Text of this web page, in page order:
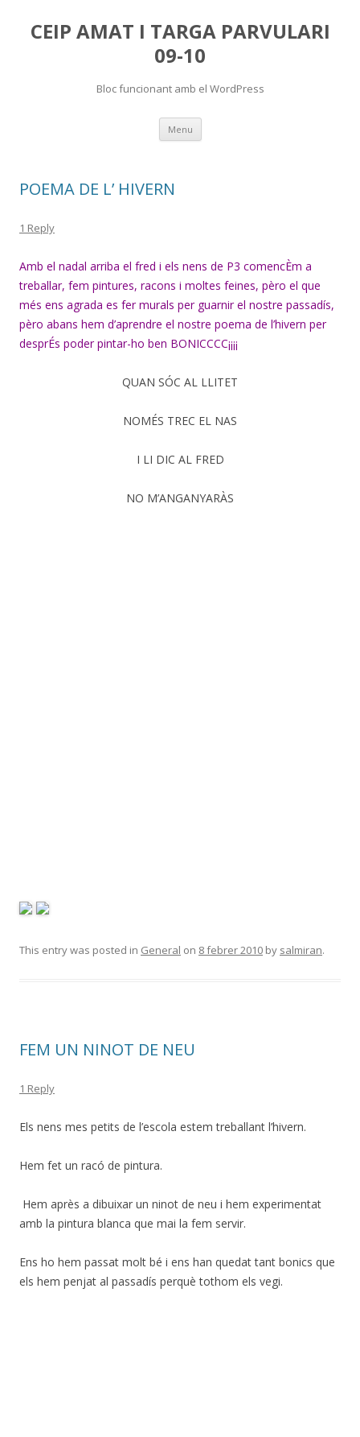
CEIP AMAT I TARGA PARVULARI
09-10
Bloc funcionant amb el WordPress
Menu Skip
content
POEMA DE L’ HIVERN
1 Reply
Amb el nadal arriba el fred i els nens de P3 comencÈm a
treballar, fem pintures, racons i moltes feines, pèro el que
més ens agrada es fer murals per guarnir el nostre passadís,
pèro abans hem d’aprendre el nostre poema de l’hivern per
desprÉs poder pintar-ho ben BONICCCC¡¡¡¡
QUAN SÓC AL LLITET
NOMÉS TREC EL NAS
I LI DIC AL FRED
NO M’ANGANYARÀS
This entry was posted in General on 8 febrer 2010 by salmiran.
FEM UN NINOT DE NEU
1 Reply
Els nens mes petits de l’escola estem treballant l’hivern.
Hem fet un racó de pintura.
Hem après a dibuixar un ninot de neu i hem experimentat
amb la pintura blanca que mai la fem servir.
Ens ho hem passat molt bé i ens han quedat tant bonics que
els hem penjat al passadís perquè tothom els vegi.